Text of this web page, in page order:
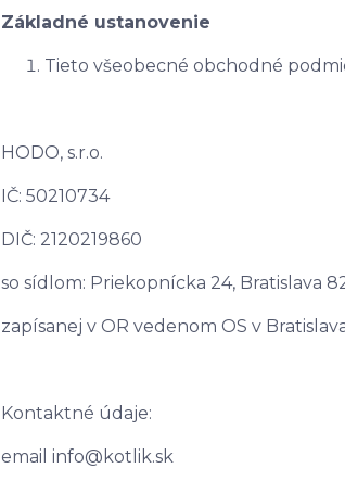
Základné ustanovenie
Tieto všeobecné obchodné
HODO, s.r.o.
IČ: 50210734
DIČ: 2120219860
so sídlom: Priekopnícka 24, Bratislava
zapísanej v OR vedenom OS v
Kontaktné údaje:
email info@kotlik.sk